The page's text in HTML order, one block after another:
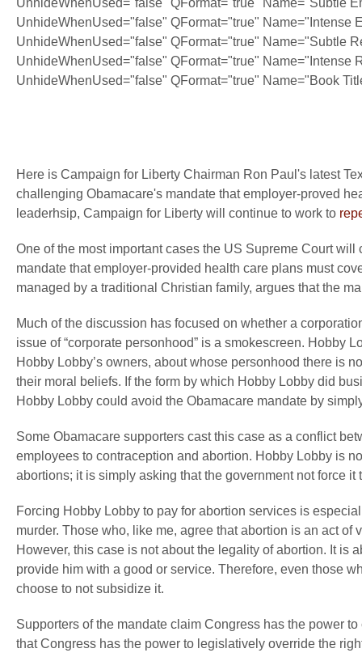
UnhideWhenUsed="false" QFormat="true" Name="Subtle
UnhideWhenUsed="false" QFormat="true" Name="Intense
UnhideWhenUsed="false" QFormat="true" Name="Subtle
UnhideWhenUsed="false" QFormat="true" Name="Intense
UnhideWhenUsed="false" QFormat="true" Name="Book
Here is Campaign for Liberty Chairman Ron Paul's latest
challenging Obamacare's mandate that employer-proved
leaderhsip, Campaign for Liberty will continue to work to
One of the most important cases the US Supreme Court
mandate that employer-provided health care plans must
managed by a traditional Christian family, argues that the
Much of the discussion has focused on whether a
issue of “corporate personhood” is a smokescreen. Hobby
Hobby Lobby’s owners, about whose personhood there is
their moral beliefs. If the form by which Hobby Lobby did
Hobby Lobby could avoid the Obamacare mandate by
Some Obamacare supporters cast this case as a conflict
employees to contraception and abortion. Hobby Lobby is
abortions; it is simply asking that the government not force it
Forcing Hobby Lobby to pay for abortion services is
murder. Those who, like me, agree that abortion is an act
However, this case is not about the legality of abortion. It is
provide him with a good or service. Therefore, even those
choose to not subsidize it.
Supporters of the mandate claim Congress has the power
that Congress has the power to legislatively override the